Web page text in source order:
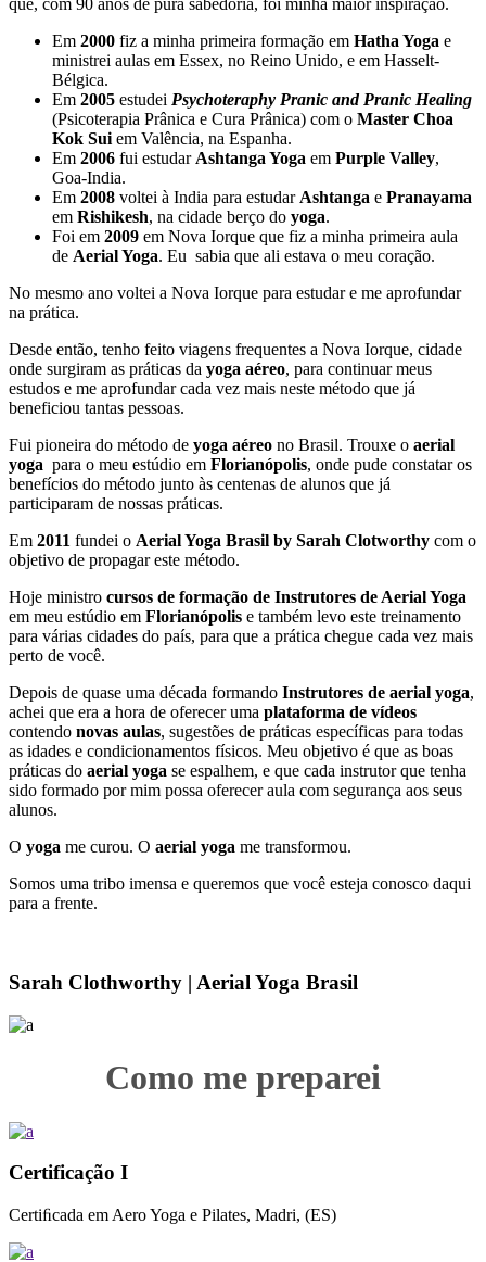
que, com 90 anos de pura sabedoria, foi minha maior inspiração.
Em 2000 fiz a minha primeira formação em Hatha Yoga e
ministrei aulas em Essex, no Reino Unido, e em Hasselt-
Bélgica.
Em 2005 estudei Psychoteraphy Pranic and Pranic Healing
(Psicoterapia Prânica e Cura Prânica) com o Master Choa
Kok Sui em Valência, na Espanha.
Em 2006 fui estudar Ashtanga Yoga em Purple Valley,
Goa-India.
Em 2008 voltei à India para estudar Ashtanga e Pranayama
em Rishikesh, na cidade berço do yoga.
Foi em 2009 em Nova Iorque que fiz a minha primeira aula
de Aerial Yoga. Eu sabia que ali estava o meu coração.
No mesmo ano voltei a Nova Iorque para estudar e me aprofundar
na prática.
Desde então, tenho feito viagens frequentes a Nova Iorque, cidade
onde surgiram as práticas da yoga aéreo, para continuar meus
estudos e me aprofundar cada vez mais neste método que já
beneficiou tantas pessoas.
Fui pioneira do método de yoga aéreo no Brasil. Trouxe o aerial
yoga para o meu estúdio em Florianópolis, onde pude constatar os
benefícios do método junto às centenas de alunos que já
participaram de nossas práticas.
Em 2011 fundei o Aerial Yoga Brasil by Sarah Clotworthy com o
objetivo de propagar este método.
Hoje ministro cursos de formação de Instrutores de Aerial Yoga
em meu estúdio em Florianópolis e também levo este treinamento
para várias cidades do país, para que a prática chegue cada vez mais
perto de você.
Depois de quase uma década formando Instrutores de aerial yoga,
achei que era a hora de oferecer uma plataforma de vídeos
contendo novas aulas, sugestões de práticas específicas para todas
as idades e condicionamentos físicos. Meu objetivo é que as boas
práticas do aerial yoga se espalhem, e que cada instrutor que tenha
sido formado por mim possa oferecer aula com segurança aos seus
alunos.
O yoga me curou. O aerial yoga me transformou.
Somos uma tribo imensa e queremos que você esteja conosco daqui
para a frente.
Sarah Clothworthy | Aerial Yoga Brasil
Como me preparei
Certificação I
Certiﬁcada em Aero Yoga e Pilates, Madri, (ES)